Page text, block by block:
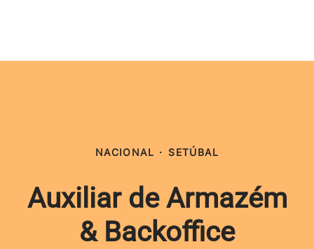
NACIONAL · SETÚBAL
Auxiliar de Armazém
& Backoffice